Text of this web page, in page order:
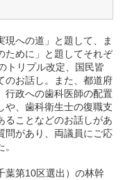
現への道」と題して、ま
ために」と題してそれぞ
トリプル改定、国民皆
のお話し。また、都道府
行政への歯科医師の配置
や、歯科衛生士の復職支
ることなどのお話しがあ
問があり、両議員にご応
葉第10区選出）の林幹